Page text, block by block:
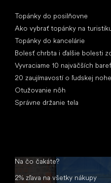
Topánky do posilňovne
Ako vybrať topánky na
Topánky do kancelárie
Bolesť chrbta i ďalšie bolesti
Vyvraciame 10 najväčších
20 zaujímavostí o ľudskej nohe
Otužovanie nôh
Správne držanie tela
Na čo čakáte?
2% zľava na všetky nákupy